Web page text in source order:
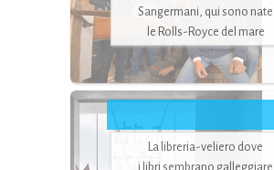
Sangermani, qui sono nate
le Rolls-Royce del mare
La libreria-veliero dove
i libri sembrano galleggiare